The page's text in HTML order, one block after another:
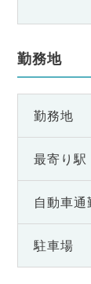
勤務地
勤務地
最寄り駅
自動車通
駐車場